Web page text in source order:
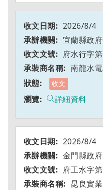
2026/8/4
宜蘭縣政府
府水行字
南龍水
收文
詳細資料
2026/8/4
金門縣政府
府工水字
昆良實